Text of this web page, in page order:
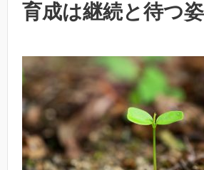
育成は継続と待つ